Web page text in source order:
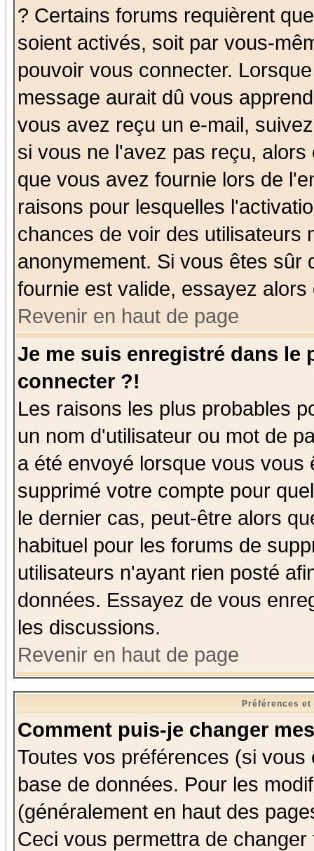
? Certains forums requièrent
soient activés, soit par vous-
pouvoir vous connecter.
message aurait dû vous
vous avez reçu un e-mail,
si vous ne l'avez pas reçu,
que vous avez fournie lors de
raisons pour lesquelles
chances de voir des utilisateurs
anonymement. Si vous êtes sûr
fournie est valide, essayez
Revenir en haut de page
Je me suis enregistré dans le
connecter ?!
Les raisons les plus probables
un nom d'utilisateur ou mot de
a été envoyé lorsque vous
supprimé votre compte pour
le dernier cas, peut-être alors
habituel pour les forums de
utilisateurs n'ayant rien posté
données. Essayez de vous
les discussions.
Revenir en haut de page
Préférences
Comment puis-je changer
Toutes vos préférences (si
base de données. Pour les
(généralement en haut des
Ceci vous permettra de